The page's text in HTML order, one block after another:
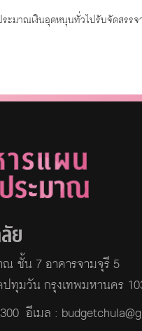
ะมาณเงินอุดหนุนทั่วไปรับจัดสร
ย
ณ ชั้น 7 อาคารจามจุรี 5
ทุมวัน กรุงเทพมหานคร
อีเมล :